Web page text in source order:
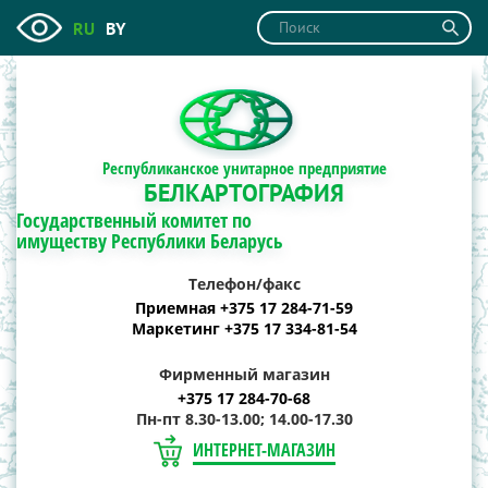
RU BY
Республиканское унитарное предприятие
БЕЛКАРТОГРАФИЯ
Государственный комитет по
имуществу Республики Беларусь
Телефон/факс
Приемная +375 17 284-71-59
Маркетинг +375 17 334-81-54
Фирменный магазин
+375 17 284-70-68
Пн-пт 8.30-13.00; 14.00-17.30
ИНТЕРНЕТ-МАГАЗИН